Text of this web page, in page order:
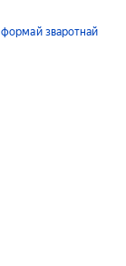
формай зваротнай